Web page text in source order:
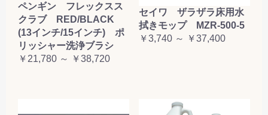
ペンギン フレックスス
クラブ RED/BLACK
(13インチ/15インチ) ポ
リッシャー洗浄ブラシ
￥21,780 ～ ￥38,720
セイワ ザラザラ床用水
拭きモップ MZR-500-5
￥3,740 ～ ￥37,400